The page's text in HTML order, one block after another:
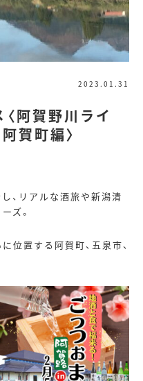
2023.01.31
阿賀野川ライ
賀町編〉
、リアルな酒旅や新潟清
ズ。
位置する阿賀町、五泉市、